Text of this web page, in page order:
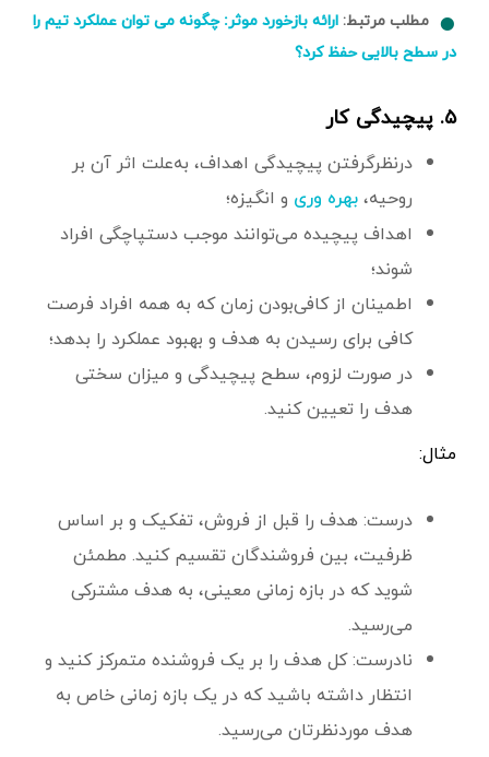
مطلب مرتبط: ارائه بازخورد موثر: چگونه می توان عملکرد تیم را
در سطح بالایی حفظ کرد؟
۵. پیچیدگی کار
درنظرگرفتن پیچیدگی اهداف، به‌علت اثر آن بر
روحیه، بهره وری و انگیزه؛
اهداف پیچیده می‌توانند موجب دستپاچگی افراد
شوند؛
اطمینان از کافی‌بودن زمان که به همه افراد فرصت
کافی برای رسیدن به هدف و بهبود عملکرد را بدهد؛
در صورت لزوم، سطح پیچیدگی و میزان سختی
هدف را تعیین کنید.
مثال:
درست: هدف را قبل از فروش، تفکیک و بر اساس
ظرفیت، بین فروشندگان تقسیم کنید. مطمئن
شوید که در بازه زمانی معینی، به هدف مشترکی
می‌رسید.
نادرست: کل هدف را بر یک فروشنده متمرکز کنید و
انتظار داشته باشید که در یک بازه زمانی خاص به
هدف موردنظرتان می‌رسید.